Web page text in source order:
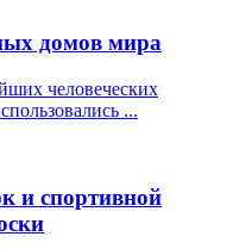
домов мира
человеческих
...
и спортивной